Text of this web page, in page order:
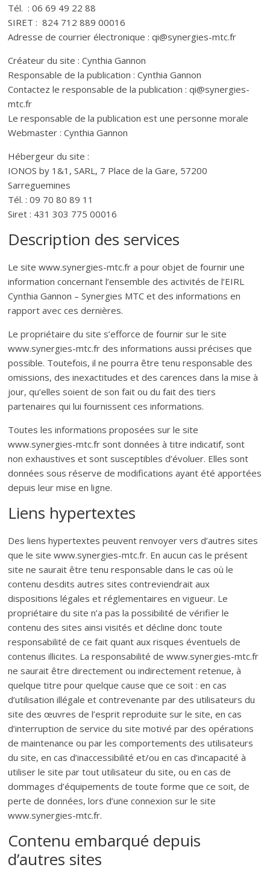
Tél. : 06 69 49 22 88
SIRET : 824 712 889 00016
Adresse de courrier électronique : qi@synergies-mtc.fr
Créateur du site : Cynthia Gannon
Responsable de la publication : Cynthia Gannon
Contactez le responsable de la publication : qi@synergies-
mtc.fr
Le responsable de la publication est une personne morale
Webmaster : Cynthia Gannon
Hébergeur du site :
IONOS by 1&1, SARL, 7 Place de la Gare, 57200
Sarreguemines
Tél. : 09 70 80 89 11
Siret : 431 303 775 00016
Description des services
Le site www.synergies-mtc.fr a pour objet de fournir une
information concernant l’ensemble des activités de l’EIRL
Cynthia Gannon – Synergies MTC et des informations en
rapport avec ces dernières.
Le propriétaire du site s’efforce de fournir sur le site
www.synergies-mtc.fr des informations aussi précises que
possible. Toutefois, il ne pourra être tenu responsable des
omissions, des inexactitudes et des carences dans la mise à
jour, qu’elles soient de son fait ou du fait des tiers
partenaires qui lui fournissent ces informations.
Toutes les informations proposées sur le site
www.synergies-mtc.fr sont données à titre indicatif, sont
non exhaustives et sont susceptibles d’évoluer. Elles sont
données sous réserve de modifications ayant été apportées
depuis leur mise en ligne.
Liens hypertextes
Des liens hypertextes peuvent renvoyer vers d’autres sites
que le site www.synergies-mtc.fr. En aucun cas le présent
site ne saurait être tenu responsable dans le cas où le
contenu desdits autres sites contreviendrait aux
dispositions légales et réglementaires en vigueur. Le
propriétaire du site n’a pas la possibilité de vérifier le
contenu des sites ainsi visités et décline donc toute
responsabilité de ce fait quant aux risques éventuels de
contenus illicites. La responsabilité de www.synergies-mtc.fr
ne saurait être directement ou indirectement retenue, à
quelque titre pour quelque cause que ce soit : en cas
d’utilisation illégale et contrevenante par des utilisateurs du
site des œuvres de l’esprit reproduite sur le site, en cas
d’interruption de service du site motivé par des opérations
de maintenance ou par les comportements des utilisateurs
du site, en cas d’inaccessibilité et/ou en cas d’incapacité à
utiliser le site par tout utilisateur du site, ou en cas de
dommages d’équipements de toute forme que ce soit, de
perte de données, lors d’une connexion sur le site
www.synergies-mtc.fr.
Contenu embarqué depuis
d’autres sites